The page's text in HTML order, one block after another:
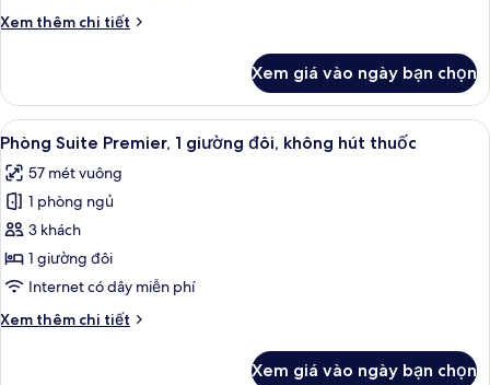
giường
Xem thêm chi tiết
Chi
Phòng
Suite
Premier,
giường
đôi
Xem giá vào ngày bạn chọn
Xem
tất
cả
ảnh
Phòng
Suite
Premier,
giường
Phòng Suite Premier, 1 giường đôi,
9
Phòng Suite Premier, 1 giường đôi, không hút thuốc
57 mét vuông
1 phòng ngủ
3 khách
1 giường đôi
Internet có dây miễn phí
Xem thêm chi tiết
Chi
Xem giá vào ngày bạn chọn